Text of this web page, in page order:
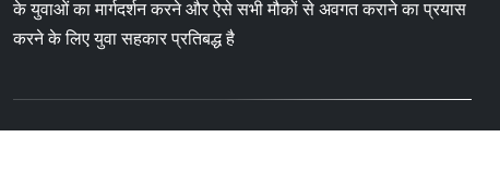
के युवाओं का मार्गदर्शन करने और ऐसे सभी मौकों से अवगत कराने का प्रयास
करने के लिए युवा सहकार प्रतिबद्ध है